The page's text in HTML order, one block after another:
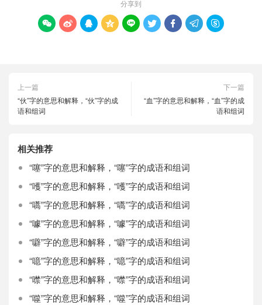
分享到
        
上一篇
“伙”字的意思和解释，“伙”字的成
语和组词
下一篇
“血”字的意思和解释，“血”字的成
语和组词
相关推荐
“噻”字的意思和解释，“噻”字的成语和组词
“嚄”字的意思和解释，“嚄”字的成语和组词
“嚆”字的意思和解释，“嚆”字的成语和组词
“噱”字的意思和解释，“噱”字的成语和组词
“噼”字的意思和解释，“噼”字的成语和组词
“噫”字的意思和解释，“噫”字的成语和组词
“噤”字的意思和解释，“噤”字的成语和组词
“噬”字的意思和解释，“噬”字的成语和组词